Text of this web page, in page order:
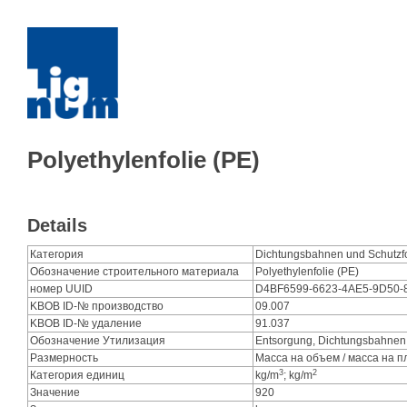
Polyethylenfolie (PE)
Details
Категория
Dichtungsbahnen und
Обозначение строительного материала
Polyethylenfolie (PE)
номер UUID
D4BF6599-6623-4AE5-
KBOB ID-№ производство
09.007
KBOB ID-№ удаление
91.037
Обозначение Утилизация
Entsorgung,
Размерность
Масса на объем / масса на
Категория единиц
kg/m3; kg/m2
Значение
920